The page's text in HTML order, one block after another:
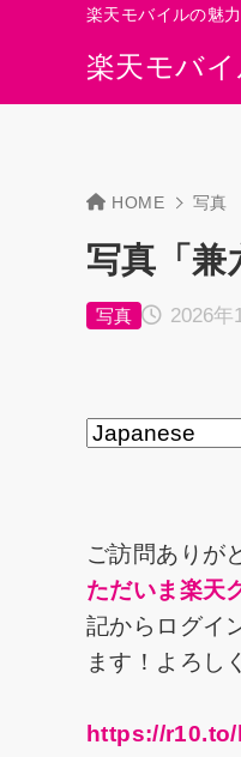
楽天モバ
楽天モバイルの魅
HOME 写真
写真「兼
2026年
写真
ご訪問ありが
ただいま楽天
記からログイ
ます！よろし
https://r10.to/